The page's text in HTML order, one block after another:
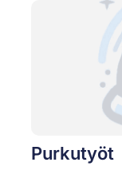
Purkutyöt